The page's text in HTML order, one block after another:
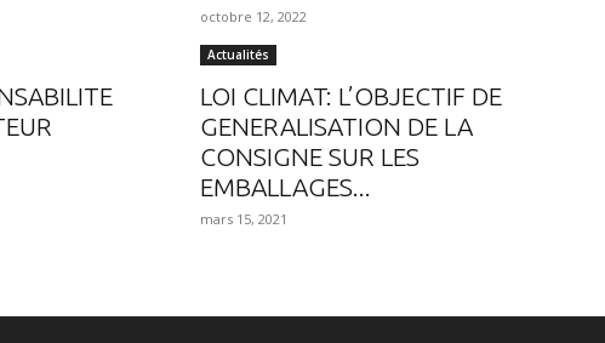
octobre 12, 2022
Actualités
LOI CLIMAT: L’OBJECTIF DE
GENERALISATION DE LA
CONSIGNE SUR LES
EMBALLAGES...
mars 15, 2021